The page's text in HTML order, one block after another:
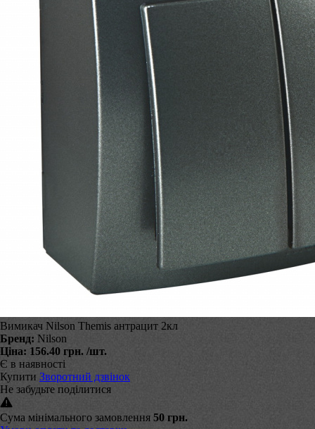
Вимикач Nilson Themis антрацит 2кл
Бренд: Nilson
Ціна: 156.40 грн. /шт.
Є в наявності
Купити Зворотний дзвінок
Не забудьте поділитися
Сума мінімального замовлення 50 грн.